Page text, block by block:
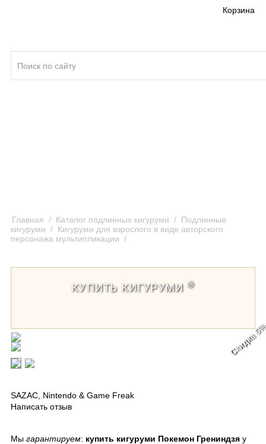
Корзина
Главная / Каталог подлинных кигуруми / Подлинные
кигуруми / Кигуруми для взрослого в виде авторского
персонажа мультипликации /
КУПИТЬ КИГУРУМИ ®
Скидка
SAZAC Nintendo & Game Freak
Написать отзыв
Мы гарантируем: купить кигуруми Покемон Грениндзя у